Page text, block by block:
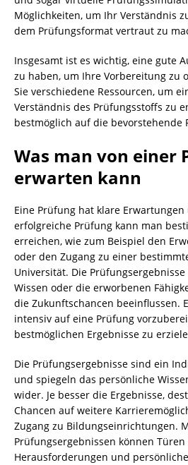
Möglichkeiten, um Ihr Verständnis
dem Prüfungsformat vertraut zu
Insgesamt ist es wichtig, eine gute
zu haben, um Ihre Vorbereitung zu
Sie verschiedene Ressourcen, um
Verständnis des Prüfungsstoffs zu
bestmöglich auf die bevorstehende
Was man von einer
erwarten kann
Eine Prüfung hat klare
erfolgreiche Prüfung kann man
erreichen, wie zum Beispiel den
oder den Zugang zu einer
Universität. Die
Wissen oder die erworbenen
die Zukunftschancen beeinflussen.
intensiv auf eine Prüfung
bestmöglichen Ergebnisse zu
Die Prüfungsergebnisse sind ein
und spiegeln das persönliche
wider. Je besser die Ergebnisse,
Chancen auf weitere
Zugang zu Bildungseinrichtungen.
Prüfungsergebnissen können
Herausforderungen und